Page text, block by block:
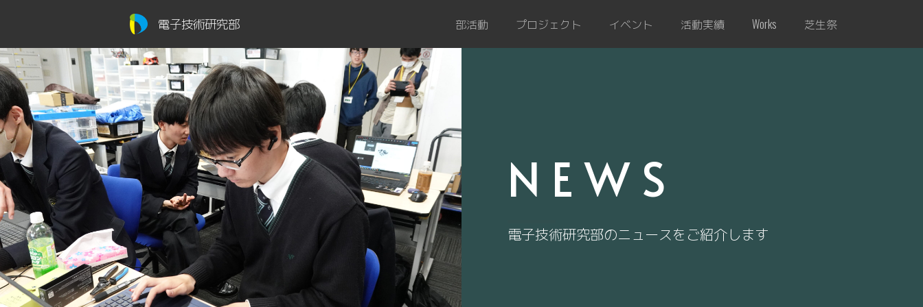
電子技術研究部 部活動 プロジェクト イベント 活動実績 Works 芝生祭
NEWS
電子技術研究部のニュースをご紹介します